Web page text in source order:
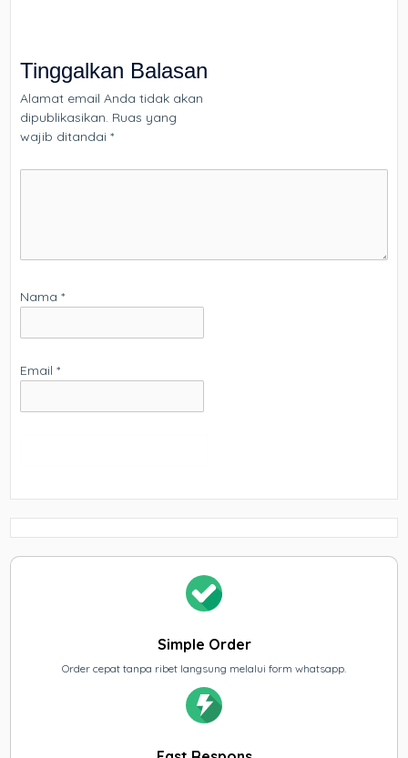
Tinggalkan Balasan
Alamat email Anda tidak akan
dipublikasikan. Ruas yang
wajib ditandai*
Nama*
Email*
Simple Order
Order cepat tanpa ribet langsung melalui form whatsapp.